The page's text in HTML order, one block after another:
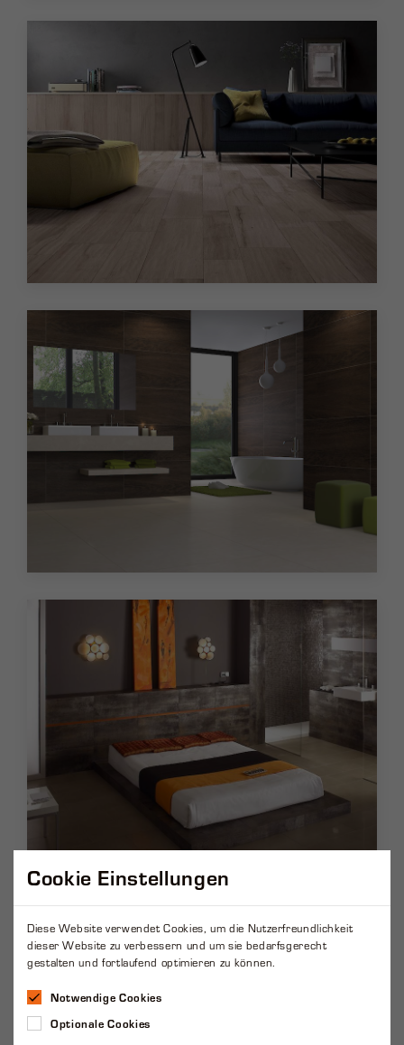
Cookie Einstellungen
Diese Website verwendet Cookies, um die Nutzerfreundlichkeit
dieser Website zu verbessern und um sie bedarfsgerecht
gestalten und fortlaufend optimieren zu können.
Notwendige Cookies
Optionale Cookies